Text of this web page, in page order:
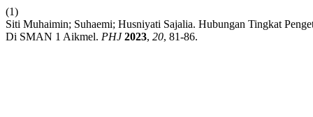
(1)
Siti Muhaimin; Suhaemi; Husniyati Sajalia. Hubungan Tingkat
Di SMAN 1 Aikmel. PHJ 2023, 20, 81-86.